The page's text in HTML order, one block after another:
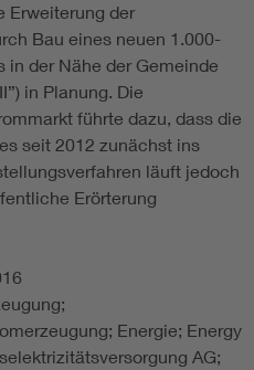
Erweiterung der
Bau eines neuen 1.000-
der Nähe der Gemeinde
in Planung. Die
führte dazu, dass die
seit 2012 zunächst ins
läuft jedoch
Erörterung
Energie; Energy
AG;